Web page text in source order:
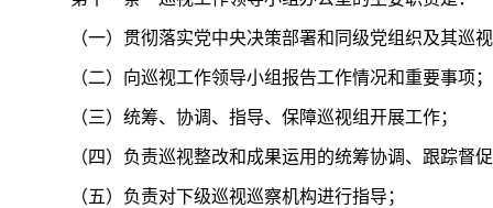
（一）贯彻落实党中央决策部署和同级党组织及其巡
（二）向巡视工作领导小组报告工作情况和重要事项；
（三）统筹、协调、指导、保障巡视组开展工作；
（四）负责巡视整改和成果运用的统筹协调、跟踪督
（五）负责对下级巡视巡察机构进行指导；